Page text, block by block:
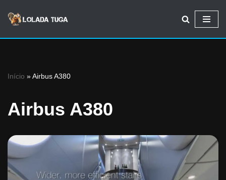
Avançar
Início »Airbus A380
Airbus A380